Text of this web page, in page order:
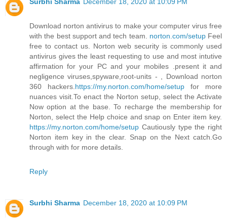
Download norton antivirus to make your computer virus free
with the best support and tech team. norton.com/setupFeel
free to contact us. Norton web security is commonly used
antivirus gives the least requesting to use and most intutive
affirmation for your PC and your mobiles .present it and
negligence viruses,spyware,root-units - , Download norton
360 hackers. https://my.norton.com/home/setup for more
nuances visit.To enact the Norton setup, select the Activate
Now option at the base. To recharge the membership for
Norton, select the Help choice and snap on Enter item key.
https://my.norton.com/home/setup Cautiously type the right
Norton item key in the clear. Snap on the Next catch.Go
through with for more details.
Reply
Surbhi Sharma December 18, 2020 at 10:09 PM